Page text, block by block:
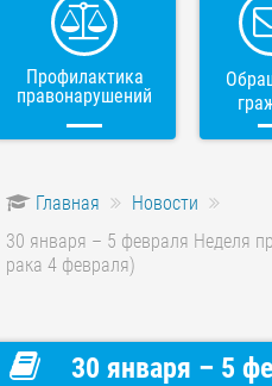
Профилактика
правонарушений
Главная
Новости
30 января – 5 февраля Неделя
рака 4 февраля)
30 января – 5